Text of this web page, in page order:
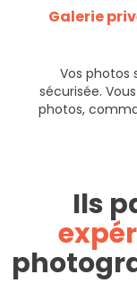
Galerie
Vos photos
sécurisée.
photos,
Ils